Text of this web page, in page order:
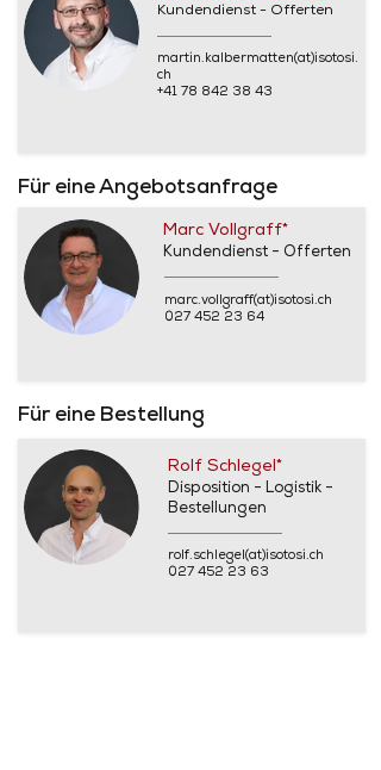
Kundendienst - Offerten
martin.kalbermatten(at)isotosi.
ch
+41 78 842 38 43
Für eine Angebotsanfrage
Marc Vollgraff*
Kundendienst - Offerten
marc.vollgraff(at)isotosi.ch
027 452 23 64
Für eine Bestellung
Rolf Schlegel*
Disposition - Logistik -
Bestellungen
rolf.schlegel(at)isotosi.ch
027 452 23 63